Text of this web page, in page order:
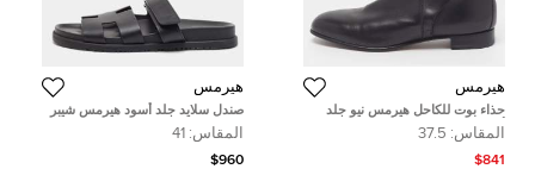
هيرمس
حذاء بوت للكاحل هيرمس نيو جلد
أسود مقاس 39
المقاس: 37.5
$841
هيرمس
صندل سلايد جلد أسود هيرمس شيبر
مقاس 41
المقاس: 41
$960